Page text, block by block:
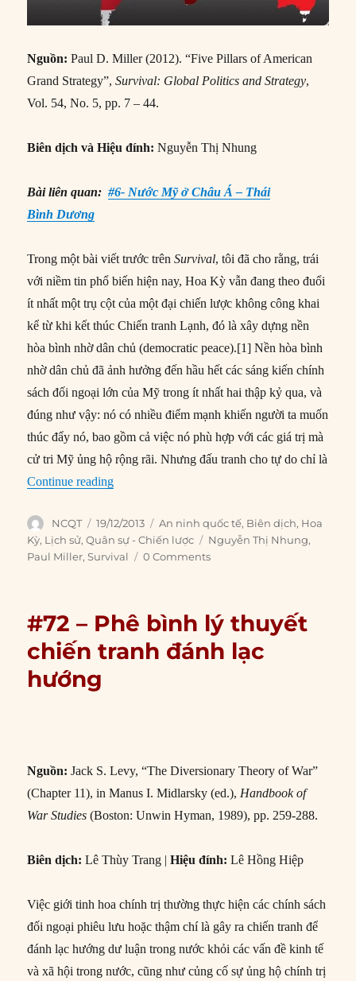
Nguồn: Paul D. Miller (2012). “Five Pillars of American
Grand Strategy”,Survival: Global Politics and Strategy,
Vol. 54, No. 5, pp. 7 – 44.
Biên dịch và Hiệu đính: Nguyễn Thị Nhung
Bài liên quan:#6- Nước Mỹ ở Châu Á – Thái
Bình Dương
Trong một bài viết trước trênSurvival, tôi đã cho rằng, trái
với niềm tin phổ biến hiện nay, Hoa Kỳ vẫn đang theo đuổi
ít nhất một trụ cột của một đại chiến lược không công khai
kể từ khi kết thúc Chiến tranh Lạnh, đó là xây dựng nền
hòa bình nhờ dân chủ (democratic peace).[1] Nền hòa bình
nhờ dân chủ đã ảnh hưởng đến hầu hết các sáng kiến chính
sách đối ngoại lớn của Mỹ trong ít nhất hai thập kỷ qua, và
đúng như vậy: nó có nhiều điểm mạnh khiến người ta muốn
thúc đẩy nó, bao gồm cả việc nó phù hợp với các giá trị mà
cử tri Mỹ ủng hộ rộng rãi. Nhưng đấu tranh cho tự do chỉ là
Continue reading“#98 – Năm trụ cột trong đại chiến lược của
Author
NCQT
Posted
on
19/12/2013 Categories
An ninh quốc tế, Biên dịch, Hoa
Kỳ, Lịch sử,Quân sự - Chiến lược Tags
Nguyễn Thị Nhung,
Paul Miller,Survival 0 Comments
#72 – Phê bình lý thuyết
chiến tranh đánh lạc
hướng
Nguồn:Jack S. Levy, “The Diversionary Theory of War”
(Chapter 11), in Manus I. Midlarsky (ed.), Handbook of
War Studies (Boston: Unwin Hyman, 1989), pp. 259-288.
Biên dịch: Lê Thùy Trang |Hiệu đính: Lê Hồng Hiệp
Việc giới tinh hoa chính trị thường thực hiện các chính sách
đối ngoại phiêu lưu hoặc thậm chí là gây ra chiến tranh để
đánh lạc hướng dư luận trong nước khỏi các vấn đề kinh tế
và xã hội trong nước, cũng như củng cố sự ủng hộ chính trị